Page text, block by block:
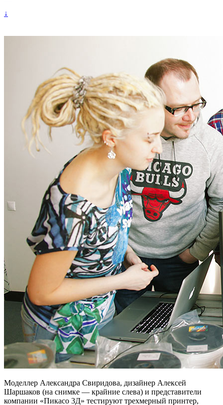
↓
Моделлер Александра Свиридова, дизайнер Алексей
Шаршаков (на снимке — крайние слева) и представители
компании «Пикасо 3Д» тестируют трехмерный принтер,